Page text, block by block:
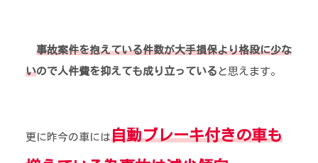
事故案件を抱えている件数が大手損保より格段に少な
いので人件費を抑えても成り立っている と思えます。
更に昨今の車には自動ブレーキ付きの車も